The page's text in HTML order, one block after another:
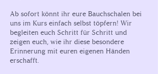
g
.
Ab sofort könnt ihr eure Bauchschalen bei
uns im Kurs einfach selbst töpfern! Wir
begleiten euch Schritt für Schritt und
zeigen euch, wie ihr diese besondere
Erinnerung mit euren eigenen Händen
erschafft.